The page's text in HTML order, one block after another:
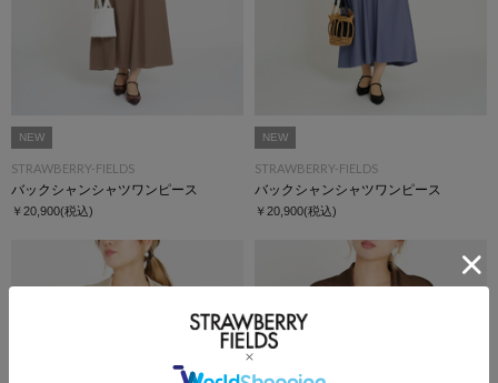
NEW
STRAWBERRY-FIELDS
バックシャンシャツワンピース
￥20,900(税込)
NEW
STRAWBERRY-FIELDS
バックシャンシャツワンピース
￥20,900(税込)